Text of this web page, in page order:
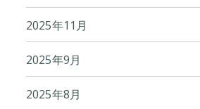
2025年11月
2025年9月
2025年8月